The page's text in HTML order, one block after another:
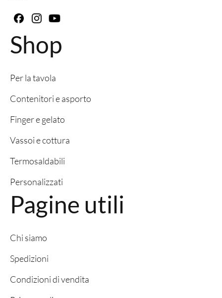
Shop
Per la tavola
Contenitori e asporto
Finger e gelato
Vassoi e cottura
Termosaldabili
Personalizzati
Pagine utili
Chi siamo
Spedizioni
Condizioni di vendita